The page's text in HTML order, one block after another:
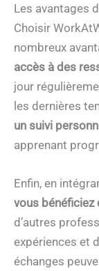
Les avantages
Choisir
nombreux
accès à des
jour
les dernières
un suivi
apprenant
Enfin, en
vous bénéficiez
d’autres
expériences et
échanges